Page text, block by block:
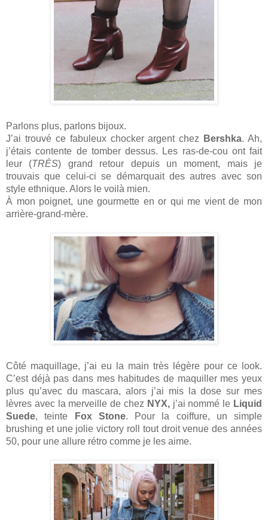
Parlons plus, parlons bijoux.
J’ai trouvé ce fabuleux chocker argent chez Bershka. Ah,
j’étais contente de tomber dessus. Les ras-de-cou ont fait
leur (TRÈS) grand retour depuis un moment, mais je
trouvais que celui-ci se démarquait des autres avec son
style ethnique. Alors le voilà mien.
À mon poignet, une gourmette en or qui me vient de mon
arrière-grand-mère.
Côté maquillage, j’ai eu la main très légère pour ce look.
C’est déjà pas dans mes habitudes de maquiller mes yeux
plus qu’avec du mascara, alors j’ai mis la dose sur mes
lèvres avec la merveille de chez NYX, j’ai nommé le Liquid
Suede, teinte Fox Stone.
Pour la coiffure, un simple
brushing et une jolie victory roll tout droit venue des années
50, pour une allure rétro comme je les aime.